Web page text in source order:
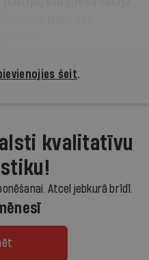
šeit.
kvalitatīvu
Atcel jebkurā brīdī.